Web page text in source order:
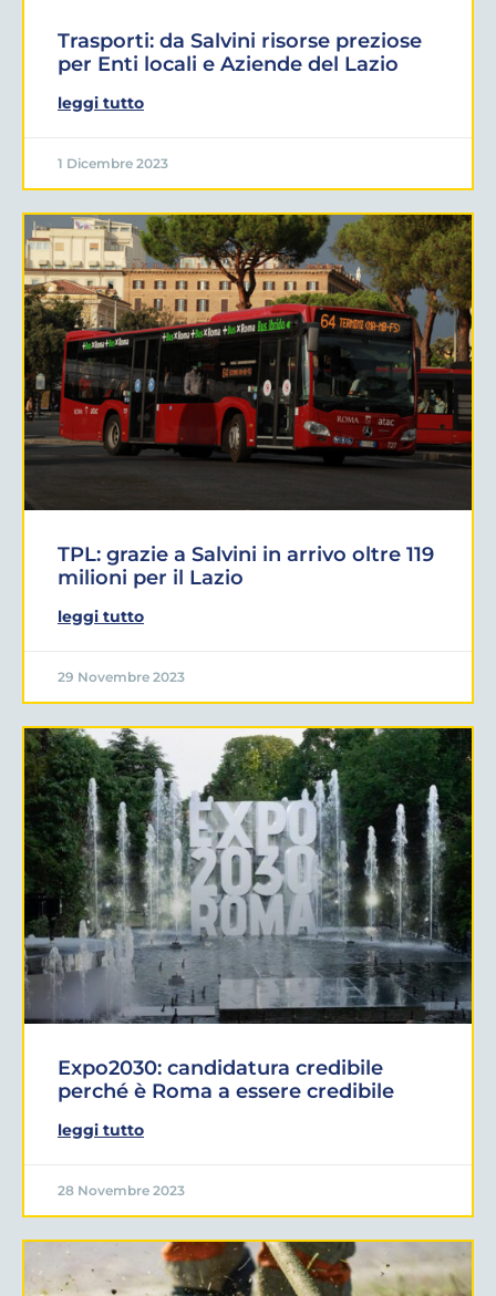
Trasporti: da Salvini risorse preziose
per Enti locali e Aziende del Lazio
leggi tutto
1 Dicembre 2023
TPL: grazie a Salvini in arrivo oltre 119
milioni per il Lazio
leggi tutto
29 Novembre 2023
Expo2030: candidatura credibile
perché è Roma a essere credibile
leggi tutto
28 Novembre 2023